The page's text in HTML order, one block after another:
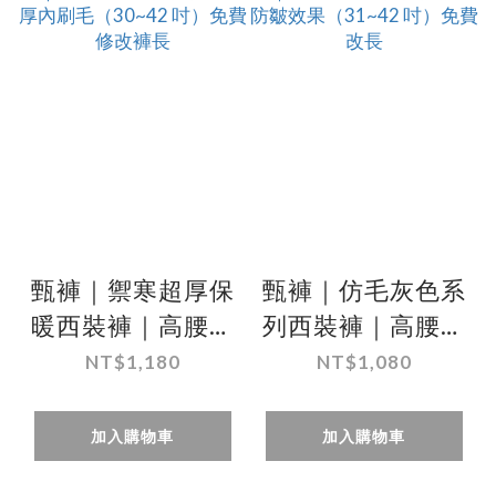
甄褲｜禦寒超厚保
暖西裝褲｜高腰直
筒・打摺剪裁・厚
吋）免費修改褲長
NT$1,180
加入購物車
甄褲｜仿毛灰色系
列西裝褲｜高腰直
筒・打摺設計・防
吋）免費改長
NT$1,080
加入購物車